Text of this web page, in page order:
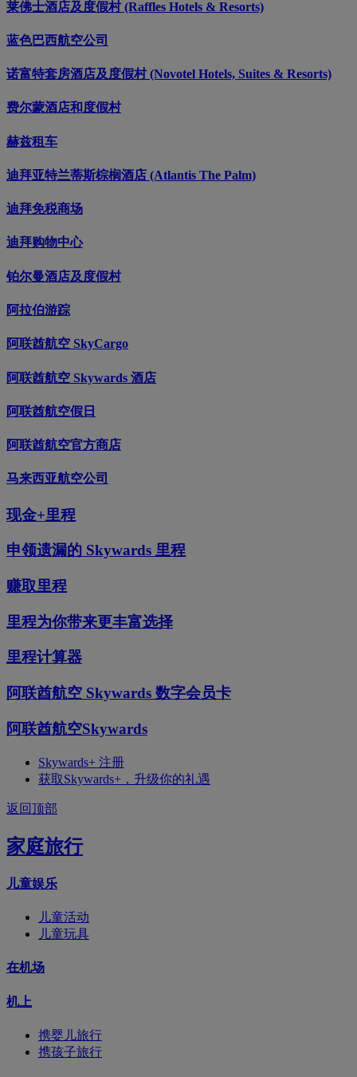
莱佛士酒店及度假村 (Raffles Hotels & Resorts)
蓝色巴西航空公司
诺富特套房酒店及度假村 (Novotel Hotels, Suites & Resorts)
费尔蒙酒店和度假村
赫兹租车
迪拜亚特兰蒂斯棕榈酒店 (Atlantis The Palm)
迪拜免税商场
迪拜购物中心
铂尔曼酒店及度假村
阿拉伯游踪
阿联酋航空 SkyCargo
阿联酋航空 Skywards 酒店
阿联酋航空假日
阿联酋航空官方商店
马来西亚航空公司
现金+里程
申领遗漏的 Skywards 里程
赚取里程
里程为你带来更丰富选择
里程计算器
阿联酋航空 Skywards 数字会员卡
阿联酋航空Skywards
Skywards+ 注册
获取Skywards+，升级你的礼遇
返回顶部
家庭旅行
儿童娱乐
儿童活动
儿童玩具
在机场
机上
携婴儿旅行
携孩子旅行